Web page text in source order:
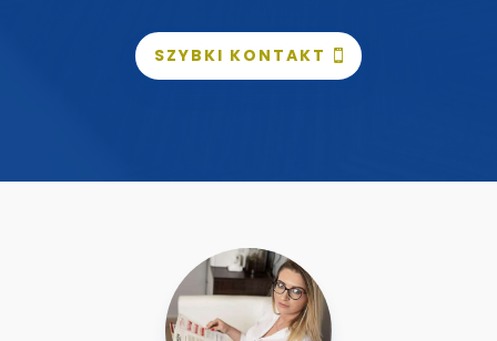
SZYBKI KONTAKT